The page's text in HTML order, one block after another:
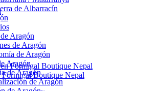
de Albarracín
Aragón
de Aragón
de Aragón
Aragón
de Aragón
de Aragón
Boutique Nepal